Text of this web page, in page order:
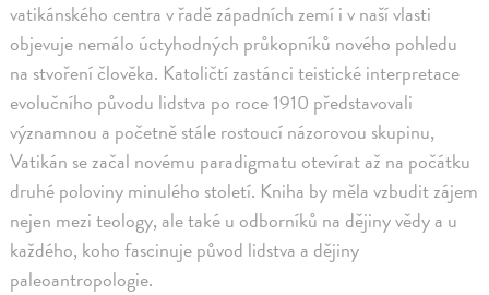
vatikánského centra v řadě západních zemí i v naší vlasti
objevuje nemálo úctyhodných průkopníků nového pohledu
na stvoření člověka. Katoličtí zastánci teistické interpretace
evolučního původu lidstva po roce 1910 představovali
významnou a početně stále rostoucí názorovou skupinu,
Vatikán se začal novému paradigmatu otevírat až na počátku
druhé poloviny minulého století. Kniha by měla vzbudit zájem
nejen mezi teology, ale také u odborníků na dějiny vědy a u
každého, koho fascinuje původ lidstva a dějiny
paleoantropologie.